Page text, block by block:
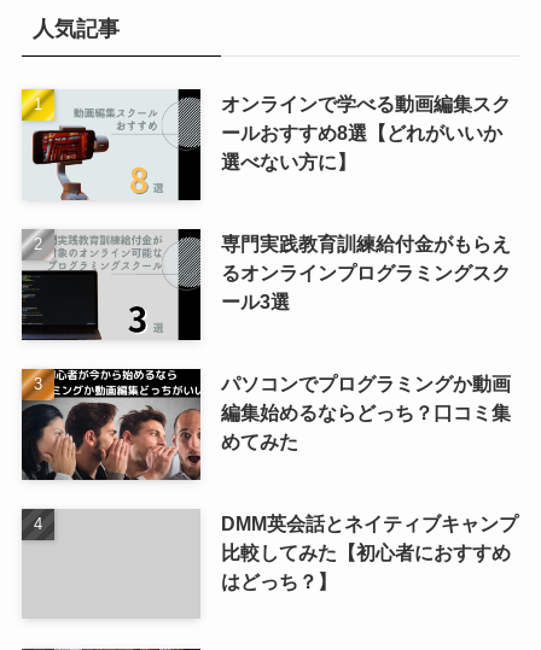
人気記事
オンラインで学べる動画編集スク
ールおすすめ8選【どれがいいか
選べない方に】
専門実践教育訓練給付金がもらえ
るオンラインプログラミングスク
ール3選
パソコンでプログラミングか動画
編集始めるならどっち？口コミ集
めてみた
DMM英会話とネイティブキャンプ
比較してみた【初心者におすすめ
はどっち？】